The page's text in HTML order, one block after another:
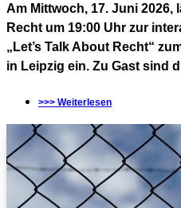
Am Mittwoch, 17. Juni 2026,
Recht um 19:00 Uhr zur
„Let’s Talk About Recht“
in Leipzig ein. Zu Gast sind
>>> Weiterlesen